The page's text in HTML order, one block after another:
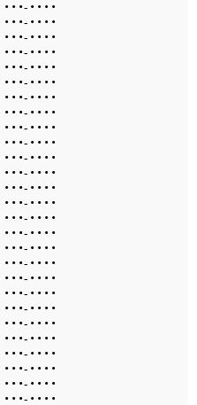
• • •- • • • •
• • •- • • • •
• • •- • • • •
• • •- • • • •
• • •- • • • •
• • •- • • • •
• • •- • • • •
• • •- • • • •
• • •- • • • •
• • •- • • • •
• • •- • • • •
• • •- • • • •
• • •- • • • •
• • •- • • • •
• • •- • • • •
• • •- • • • •
• • •- • • • •
• • •- • • • •
• • •- • • • •
• • •- • • • •
• • •- • • • •
• • •- • • • •
• • •- • • • •
• • •- • • • •
• • •- • • • •
• • •- • • • •
• • •- • • • •